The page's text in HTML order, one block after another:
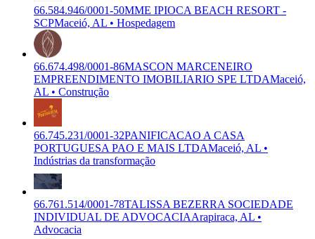
66.584.946/0001-50MME IPIOCA BEACH RESORT -
SCPMaceió, AL • Hospedagem
66.674.498/0001-86MASCON MARCENEIRO
EMPREENDIMENTO IMOBILIARIO SPE LTDAMaceió,
AL • Construção
66.745.231/0001-32PANIFICACAO A CASA
PORTUGUESA PAO E MAIS LTDAMaceió, AL •
Indústrias da transformação
66.761.514/0001-78TALISSA BEZERRA SOCIEDADE
INDIVIDUAL DE ADVOCACIAArapiraca, AL •
Advocacia